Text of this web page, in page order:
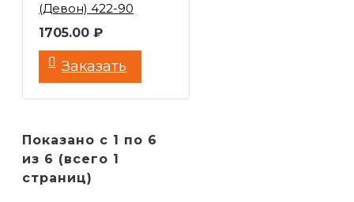
(Девон) 422-90
1705.00 ₽
Заказать
Показано с 1 по 6
из 6 (всего 1
страниц)